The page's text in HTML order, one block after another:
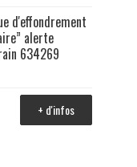
d'effondrement
alerte
634269
+ d'infos